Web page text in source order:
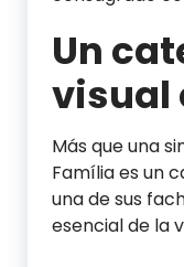
Un
visual
Más que una
Família es un
una de sus
esencial de la